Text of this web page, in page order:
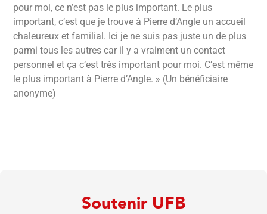
pour moi, ce n’est pas le plus important. Le plus
important, c’est que je trouve à Pierre d’Angle un accueil
chaleureux et familial. Ici je ne suis pas juste un de plus
parmi tous les autres car il y a vraiment un contact
personnel et ça c’est très important pour moi. C’est même
le plus important à Pierre d’Angle. » (Un bénéficiaire
anonyme)
Soutenir UFB